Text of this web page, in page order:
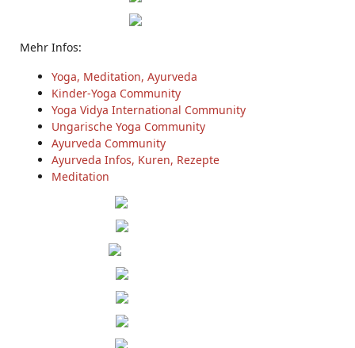
Mehr Infos:
Yoga, Meditation, Ayurveda
Kinder-Yoga Community
Yoga Vidya International Community
Ungarische Yoga Community
Ayurveda Community
Ayurveda Infos, Kuren, Rezepte
Meditation